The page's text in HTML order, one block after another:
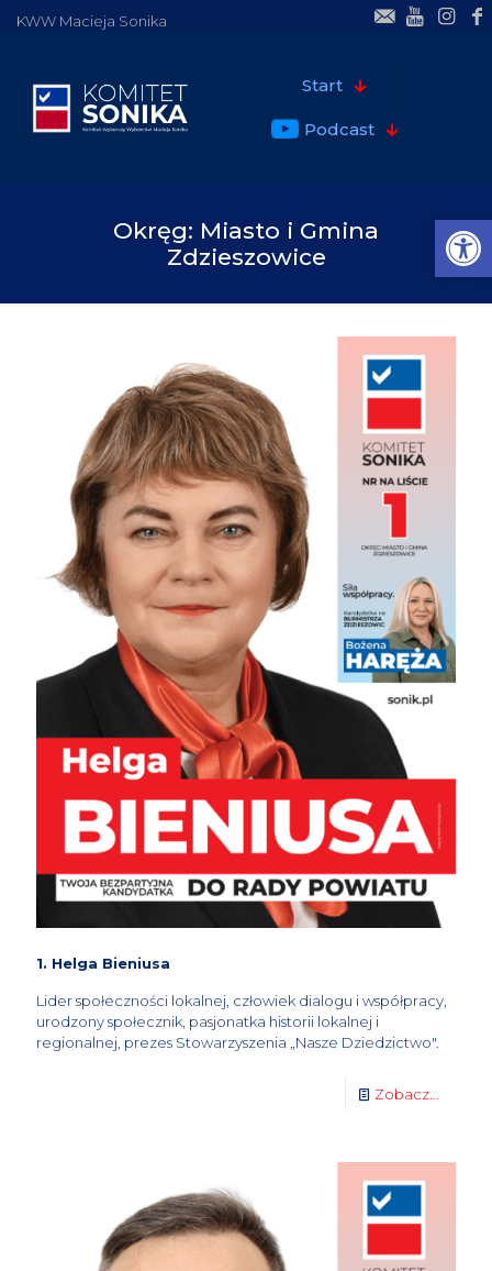
KWW Macieja Sonika
Start
Podcast
Okręg: Miasto i Gmina
Zdzieszowice
1. Helga Bieniusa
Lider społeczności lokalnej, człowiek dialogu i współpracy,
urodzony społecznik, pasjonatka historii lokalnej i
regionalnej, prezes Stowarzyszenia „Nasze Dziedzictwo".
Zobacz...